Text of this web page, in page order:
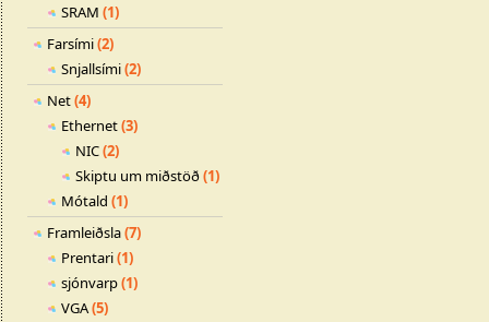
SRAM (1)
Farsími(2)
Snjallsími(2)
Net(4)
Ethernet(3)
NIC(2)
Skiptu um miðstöð(1)
Mótald (1)
Framleiðsla(7)
Prentari(1)
sjónvarp(1)
VGA(5)